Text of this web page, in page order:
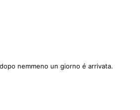
nemmeno un giorno é arrivata.